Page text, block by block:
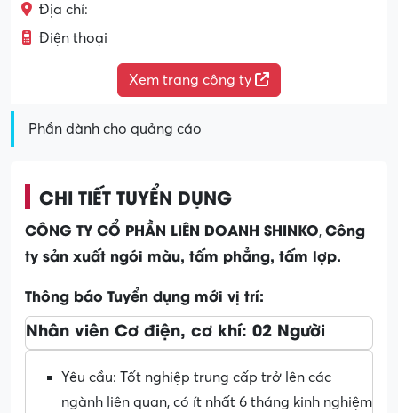
Địa chỉ:
Điện thoại
Xem trang công ty
Phần dành cho quảng cáo
CHI TIẾT TUYỂN DỤNG
CÔNG TY CỔ PHẦN LIÊN DOANH SHINKO, Công
ty sản xuất ngói màu, tấm phẳng, tấm lợp.
Thông báo Tuyển dụng mới vị trí:
Nhân viên Cơ điện, cơ khí: 02 Người
Yêu cầu: Tốt nghiệp trung cấp trở lên các
ngành liên quan, có ít nhất 6 tháng kinh nghiệm